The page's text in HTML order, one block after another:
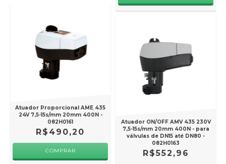
Atuador Proporcional AME 435
24V 7,5-15s/mm 20mm 400N -
082H0161
R$490,20
Atuador ON/OFF AMV 435 230V
7,5-15s/mm 20mm 400N - para
válvulas de DN15 até DN80 -
082H0163
R$552,96